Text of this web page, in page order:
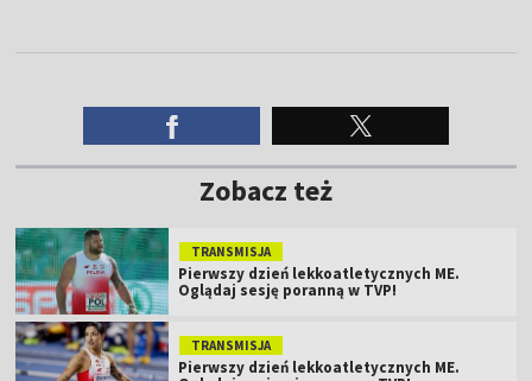
Zobacz też
TRANSMISJA
Pierwszy dzień lekkoatletycznych ME.
Oglądaj sesję poranną w TVP!
TRANSMISJA
Pierwszy dzień lekkoatletycznych ME.